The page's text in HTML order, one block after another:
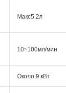
Макс5.2л
10~100мл/мин
Около 9 кВт